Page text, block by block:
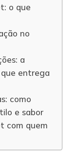
o que
no
a
entrega
como
e sabor
com quem